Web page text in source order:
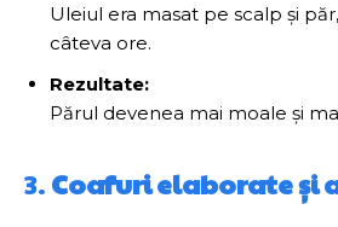
Uleiul era masat pe scalp și
câteva ore.
Rezultate:
Părul devenea mai moale și
3. Coafuri elaborate și